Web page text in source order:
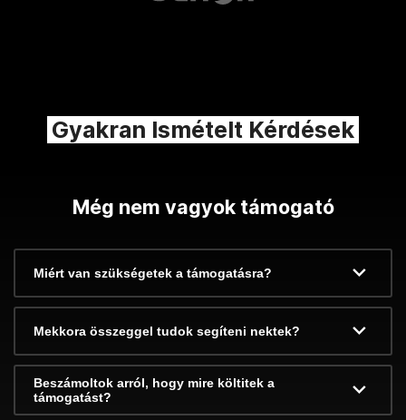
Gyakran Ismételt Kérdések
Még nem vagyok támogató
Miért van szükségetek a támogatásra?
Mekkora összeggel tudok segíteni nektek?
Beszámoltok arról, hogy mire költitek a
támogatást?